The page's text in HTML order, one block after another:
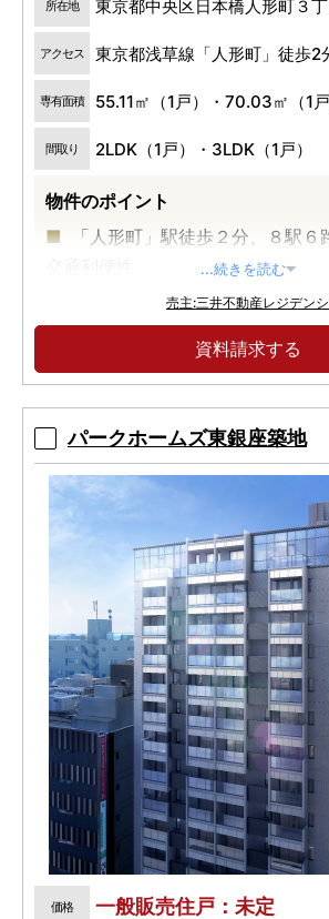
所在地 東京都中央区日本橋人形町３
アクセス 東京都浅草線「人形町」徒歩2
専有面積 55.11㎡（1戸）・70.03㎡（1戸
間取り 2LDK（1戸）・3LDK（1戸）
物件のポイント
「人形町」駅徒歩２分、８駅
大規模再開発が進む、日本橋
伝統×モダン 日本橋の美意識薫
...続きを読む
売主:三井不動産レジデン
資料請求する
パークホームズ東銀座築地
価格 一般販売住戸：未定